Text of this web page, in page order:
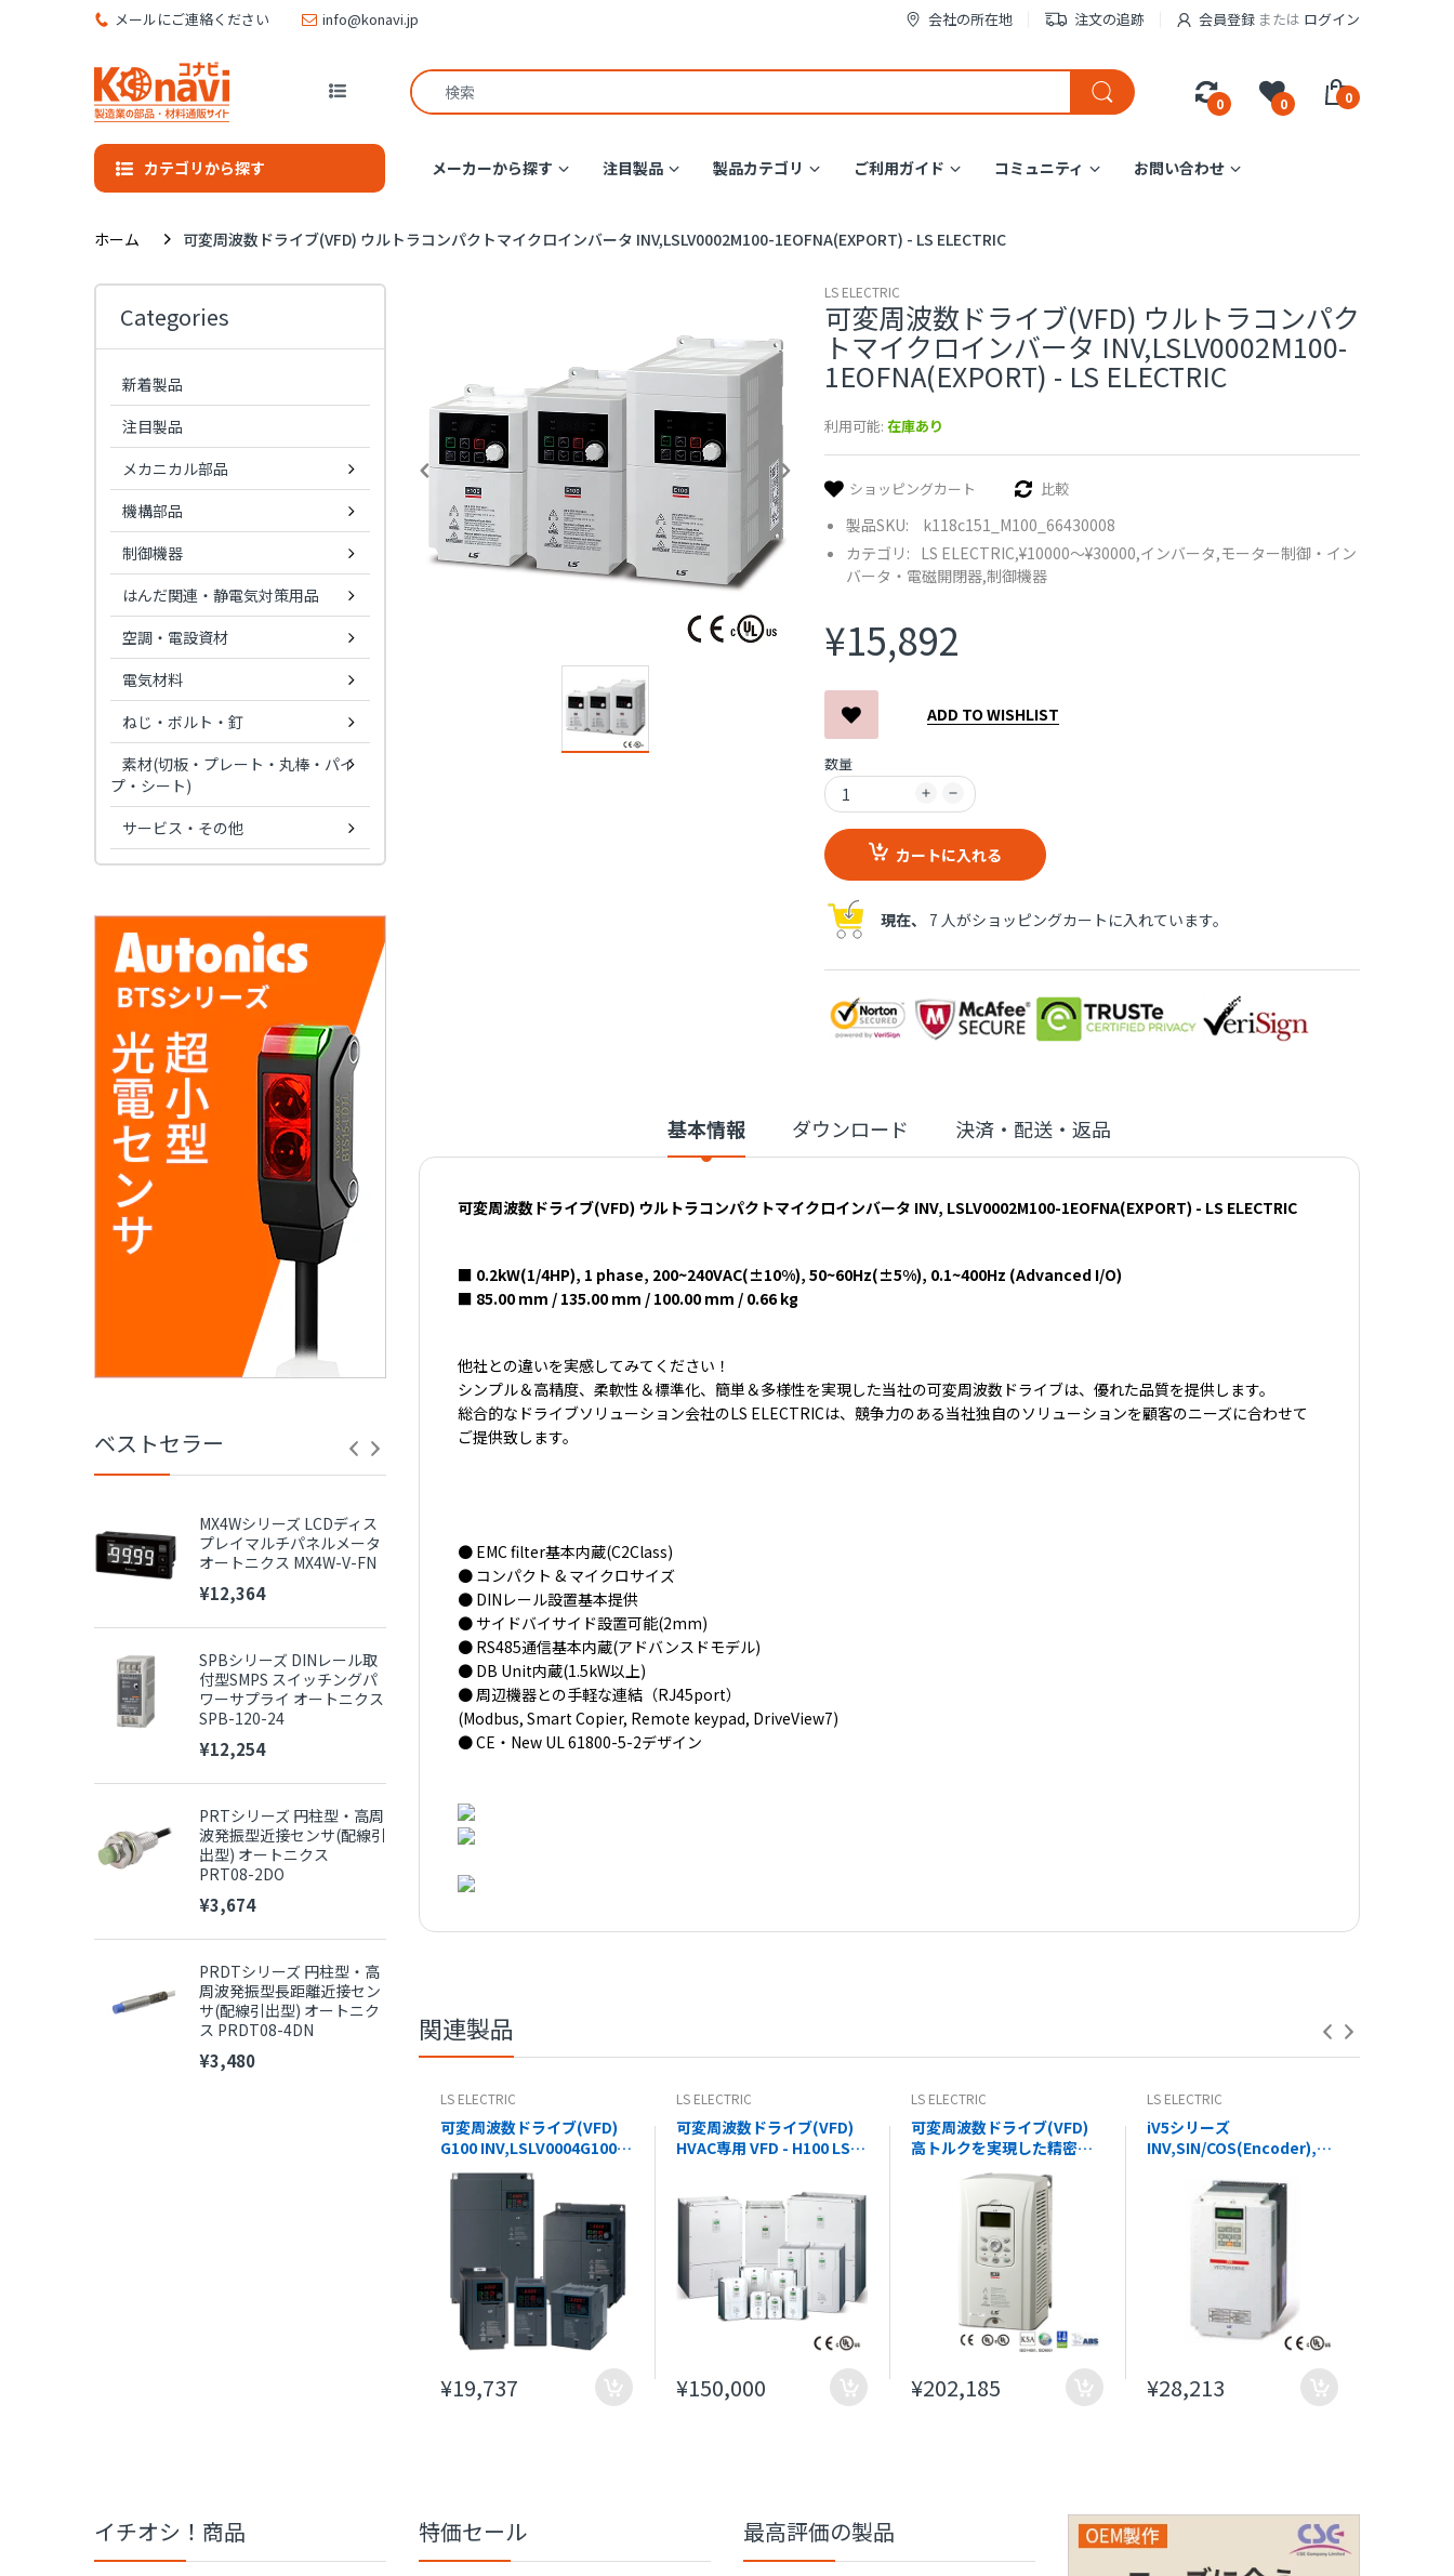
メールにご連絡ください info@konavi.jp 会社の所在地 注文の追跡 会員登録 または ログイン
0 0 0
カテゴリから探す メーカーから探す 注目製品 製品カテゴリ ご利用ガイド コミュニティ お問い合わせ
ホーム 可変周波数ドライブ(VFD) ウルトラコンパクトマイクロインバータ INV,LSLV0002M100-1EOFNA(EXPORT) - LS ELECTRIC
Categories
新着製品
注目製品
メカニカル部品
機構部品
制御機器
はんだ関連・静電気対策用品
空調・電設資材
電気材料
ねじ・ボルト・釘
素材(切板・プレート・丸棒・パイ
プ・シート)
サービス・その他
ベストセラー
MX4Wシリーズ LCDディス
プレイマルチパネルメータ
オートニクス MX4W-V-FN
¥12,364
SPBシリーズ DINレール取
付型SMPS スイッチングパ
ワーサプライ オートニクス
SPB-120-24
¥12,254
PRTシリーズ 円柱型・高周
波発振型近接センサ(配線引
出型) オートニクス
PRT08-2DO
¥3,674
PRDTシリーズ 円柱型・高
周波発振型長距離近接セン
サ(配線引出型) オートニク
ス PRDT08-4DN
¥3,480
汎用エリアセンサ オートニ
クス CID4-7R
¥3,124
BWPシリーズ 薄型エリアセ
ンサ(プラスチックケース)
オートニクス BWP20-08
¥35,882
BTSシリーズ 超小型光電セ
LS ELECTRIC
可変周波数ドライブ(VFD) ウルトラコンパク
トマイクロインバータ INV,LSLV0002M100-
1EOFNA(EXPORT) - LS ELECTRIC
利用可能: 在庫あり
ショッピングカート 比較
製品SKU:
k118c151_M100_66430008
カテゴリ: LS ELECTRIC,¥10000〜¥30000,インバータ,モーター制御・イン
バータ・電磁開閉器,制御機器
¥15,892
ADD TO WISHLIST
数量
カートに入れる
現在、 7 人がショッピングカートに入れています。
基本情報 ダウンロード 決済・配送・返品
可変周波数ドライブ(VFD) ウルトラコンパクトマイクロインバータ INV, LSLV0002M100-1EOFNA(EXPORT) - LS ELECTRIC
■ 0.2kW(1/4HP), 1 phase, 200~240VAC(±10%), 50~60Hz(±5%), 0.1~400Hz (Advanced I/O)
■ 85.00 mm / 135.00 mm / 100.00 mm / 0.66 kg
他社との違いを実感してみてください！
シンプル＆高精度、柔軟性＆標準化、簡単＆多様性を実現した当社の可変周波数ドライブは、優れた品質を提供します。
総合的なドライブソリューション会社のLS ELECTRICは、競争力のある当社独自のソリューションを顧客のニーズに合わせて
ご提供致します。
● EMC filter基本内蔵(C2Class)
● コンパクト & マイクロサイズ
● DINレール設置基本提供
● サイドバイサイド設置可能(2mm)
● RS485通信基本内蔵(アドバンスドモデル)
● DB Unit内蔵(1.5kW以上)
● 周辺機器との手軽な連結（RJ45port）
(Modbus, Smart Copier, Remote keypad, DriveView7)
● CE・New UL 61800-5-2デザイン
関連製品
LS ELECTRIC
可変周波数ドライブ(VFD)
G100 INV,LSLV0004G100C-
2EONN(EXPORT) - LS
ELECTRIC
¥19,737
LS ELECTRIC
可変周波数ドライブ(VFD)
HVAC専用 VFD - H100 LS
¥150,000
LS ELECTRIC
可変周波数ドライブ(VFD)
高トルクを実現した精密
VFD - iS7 INV,SV0185IS7-
2NOW(EXPORT) - LS
ELECTRIC
¥202,185
LS ELECTRIC
iV5シリーズ
INV,SIN/COS(Encoder),SV-
¥28,213
イチオシ！商品 特価セール 最高評価の製品